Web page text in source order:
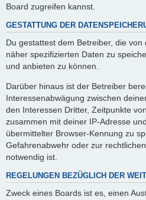
Board zugreifen kannst.
GESTATTUNG DER
Du gestattest dem Betreiber, die
näher spezifizierten Daten zu
und anbieten zu können.
Darüber hinaus ist der Betreiber
Interessenabwägung zwischen
den Interessen Dritter, Zeitpunkte
zusammen mit deiner IP-Adresse
übermittelter Browser-Kennung zu
Gefahrenabwehr oder zur
notwendig ist.
REGELUNGEN BEZÜGLICH DER
Zweck eines Boards ist es, einen